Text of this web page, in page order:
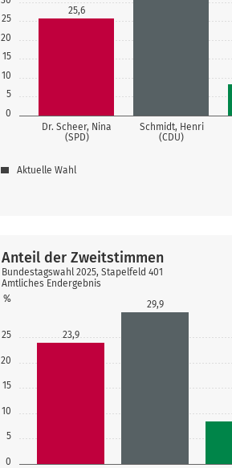
0
5
10
15
20
25
Dr. Scheer, Nina
(SPD)
Schmidt, Henri
(CDU)
25,6
Aktuelle Wahl
0
5
10
15
20
25
%
23,9
29,9
Anteil der Zweitstimmen
Bundestagswahl 2025, Stapelfeld 401
Amtliches Endergebnis